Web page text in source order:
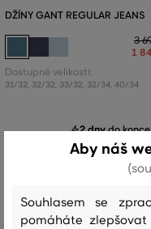
DŽÍNY GANT REGULAR JEANS
3
1
Dostupné velikosti:
31/32, 32/32, 33/32, 32/34, 40/34
2 dnydo
Aby náš
Souhlasem se
pomáháte